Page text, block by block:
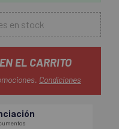
en stock
EL CARRITO
Condiciones